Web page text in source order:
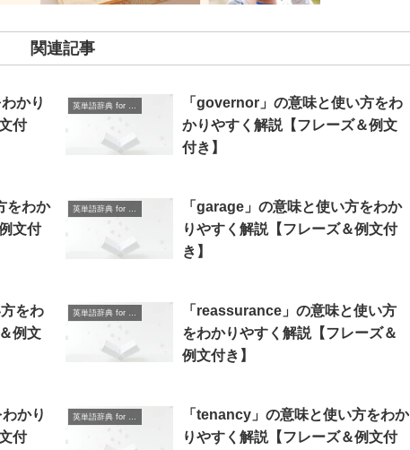
関連記事
かり
付
「governor」の意味と使い方をわ
かりやすく解説【フレーズ＆例文
付き】
をわか
文付
英単語辞典 for Beginners
「garage」の意味と使い方をわか
りやすく解説【フレーズ＆例文付
き】
をわ
例文
英単語辞典 for Beginners
「reassurance」の意味と使い方
をわかりやすく解説【フレーズ＆
例文付き】
かり
付
「tenancy」の意味と使い方をわか
りやすく解説【フレーズ＆例文付